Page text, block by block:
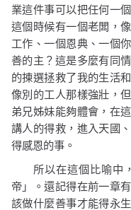
業這件事可以把任何一
這個時候有一個老闆，
工作、一個恩典、一個
善的主？這是多麼有同
的揀選拯救了我的生活
像別的工人那樣強壯，
弟兄姊妹能夠體會，在
講人的得救，進入天國
得感恩的事。
所以在這個比喻中
帝」。還記得在前一章
該做什麼善事才能得永